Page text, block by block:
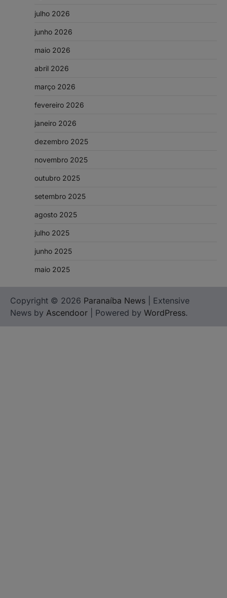
julho 2026
junho 2026
maio 2026
abril 2026
março 2026
fevereiro 2026
janeiro 2026
dezembro 2025
novembro 2025
outubro 2025
setembro 2025
agosto 2025
julho 2025
junho 2025
maio 2025
Copyright © 2026 Paranaíba News | Extensive
News by Ascendoor | Powered by WordPress.